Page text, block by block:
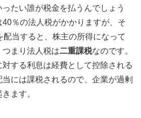
たい誰が税金を払うんでしょう
％の法人税がかかりますが、そ
当すると、株主の所得になって
つまり法人税は二重課税なのです。
する利息は経費として控除される
には課税されるので、企業が過剰
ます。